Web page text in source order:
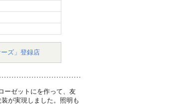
ズ」登録店
ーゼットにを作って、友
が実現しました。照明も